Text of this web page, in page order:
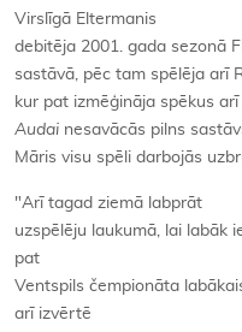
Virslīgā Eltermanis
debitēja 2001. gada sezonā
sastāvā, pēc tam spēlēja arī
kur pat izmēģināja spēkus
Audai nesavācās pilns
Māris visu spēli darbojās
"Arī tagad ziemā labprāt
uzspēlēju laukumā, lai labāk
pat
Ventspils čempionāta
arī izvērtē